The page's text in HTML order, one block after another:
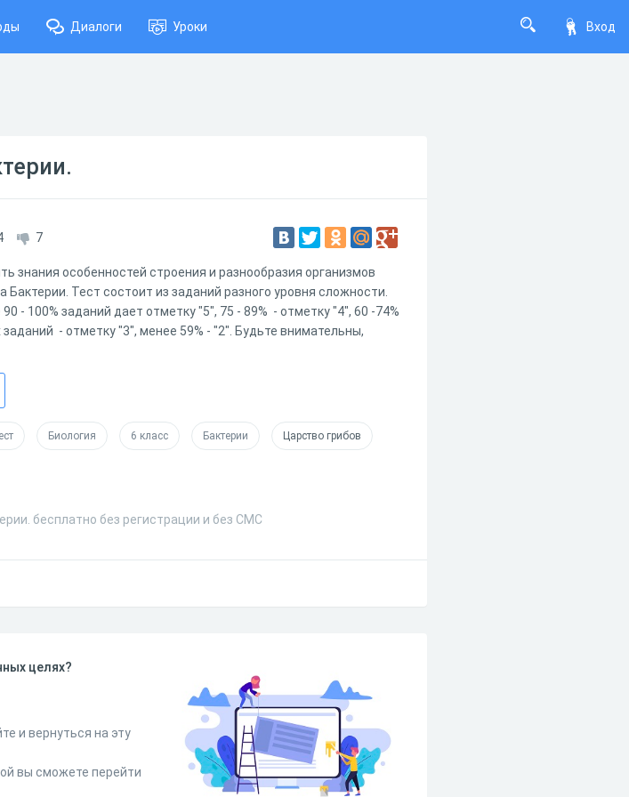
Вход
Диалоги Уроки
7
знания особенностей строения и разнообразия организмов
Бактерии. Тест состоит из заданий разного уровня сложности.
- 100% заданий дает отметку "5", 75 - 89% - отметку "4", 60 -74%
- отметку "3", менее 59% - "2". Будьте внимательны,
Биология 6 класс Бактерии Царство грибов
бесплатно без регистрации и без СМС
целях?
и вернуться на эту
вы сможете перейти